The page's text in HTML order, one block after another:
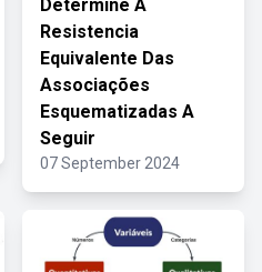
Determine A
Resistencia
Equivalente Das
Associações
Esquematizadas A
Seguir
07 September 2024